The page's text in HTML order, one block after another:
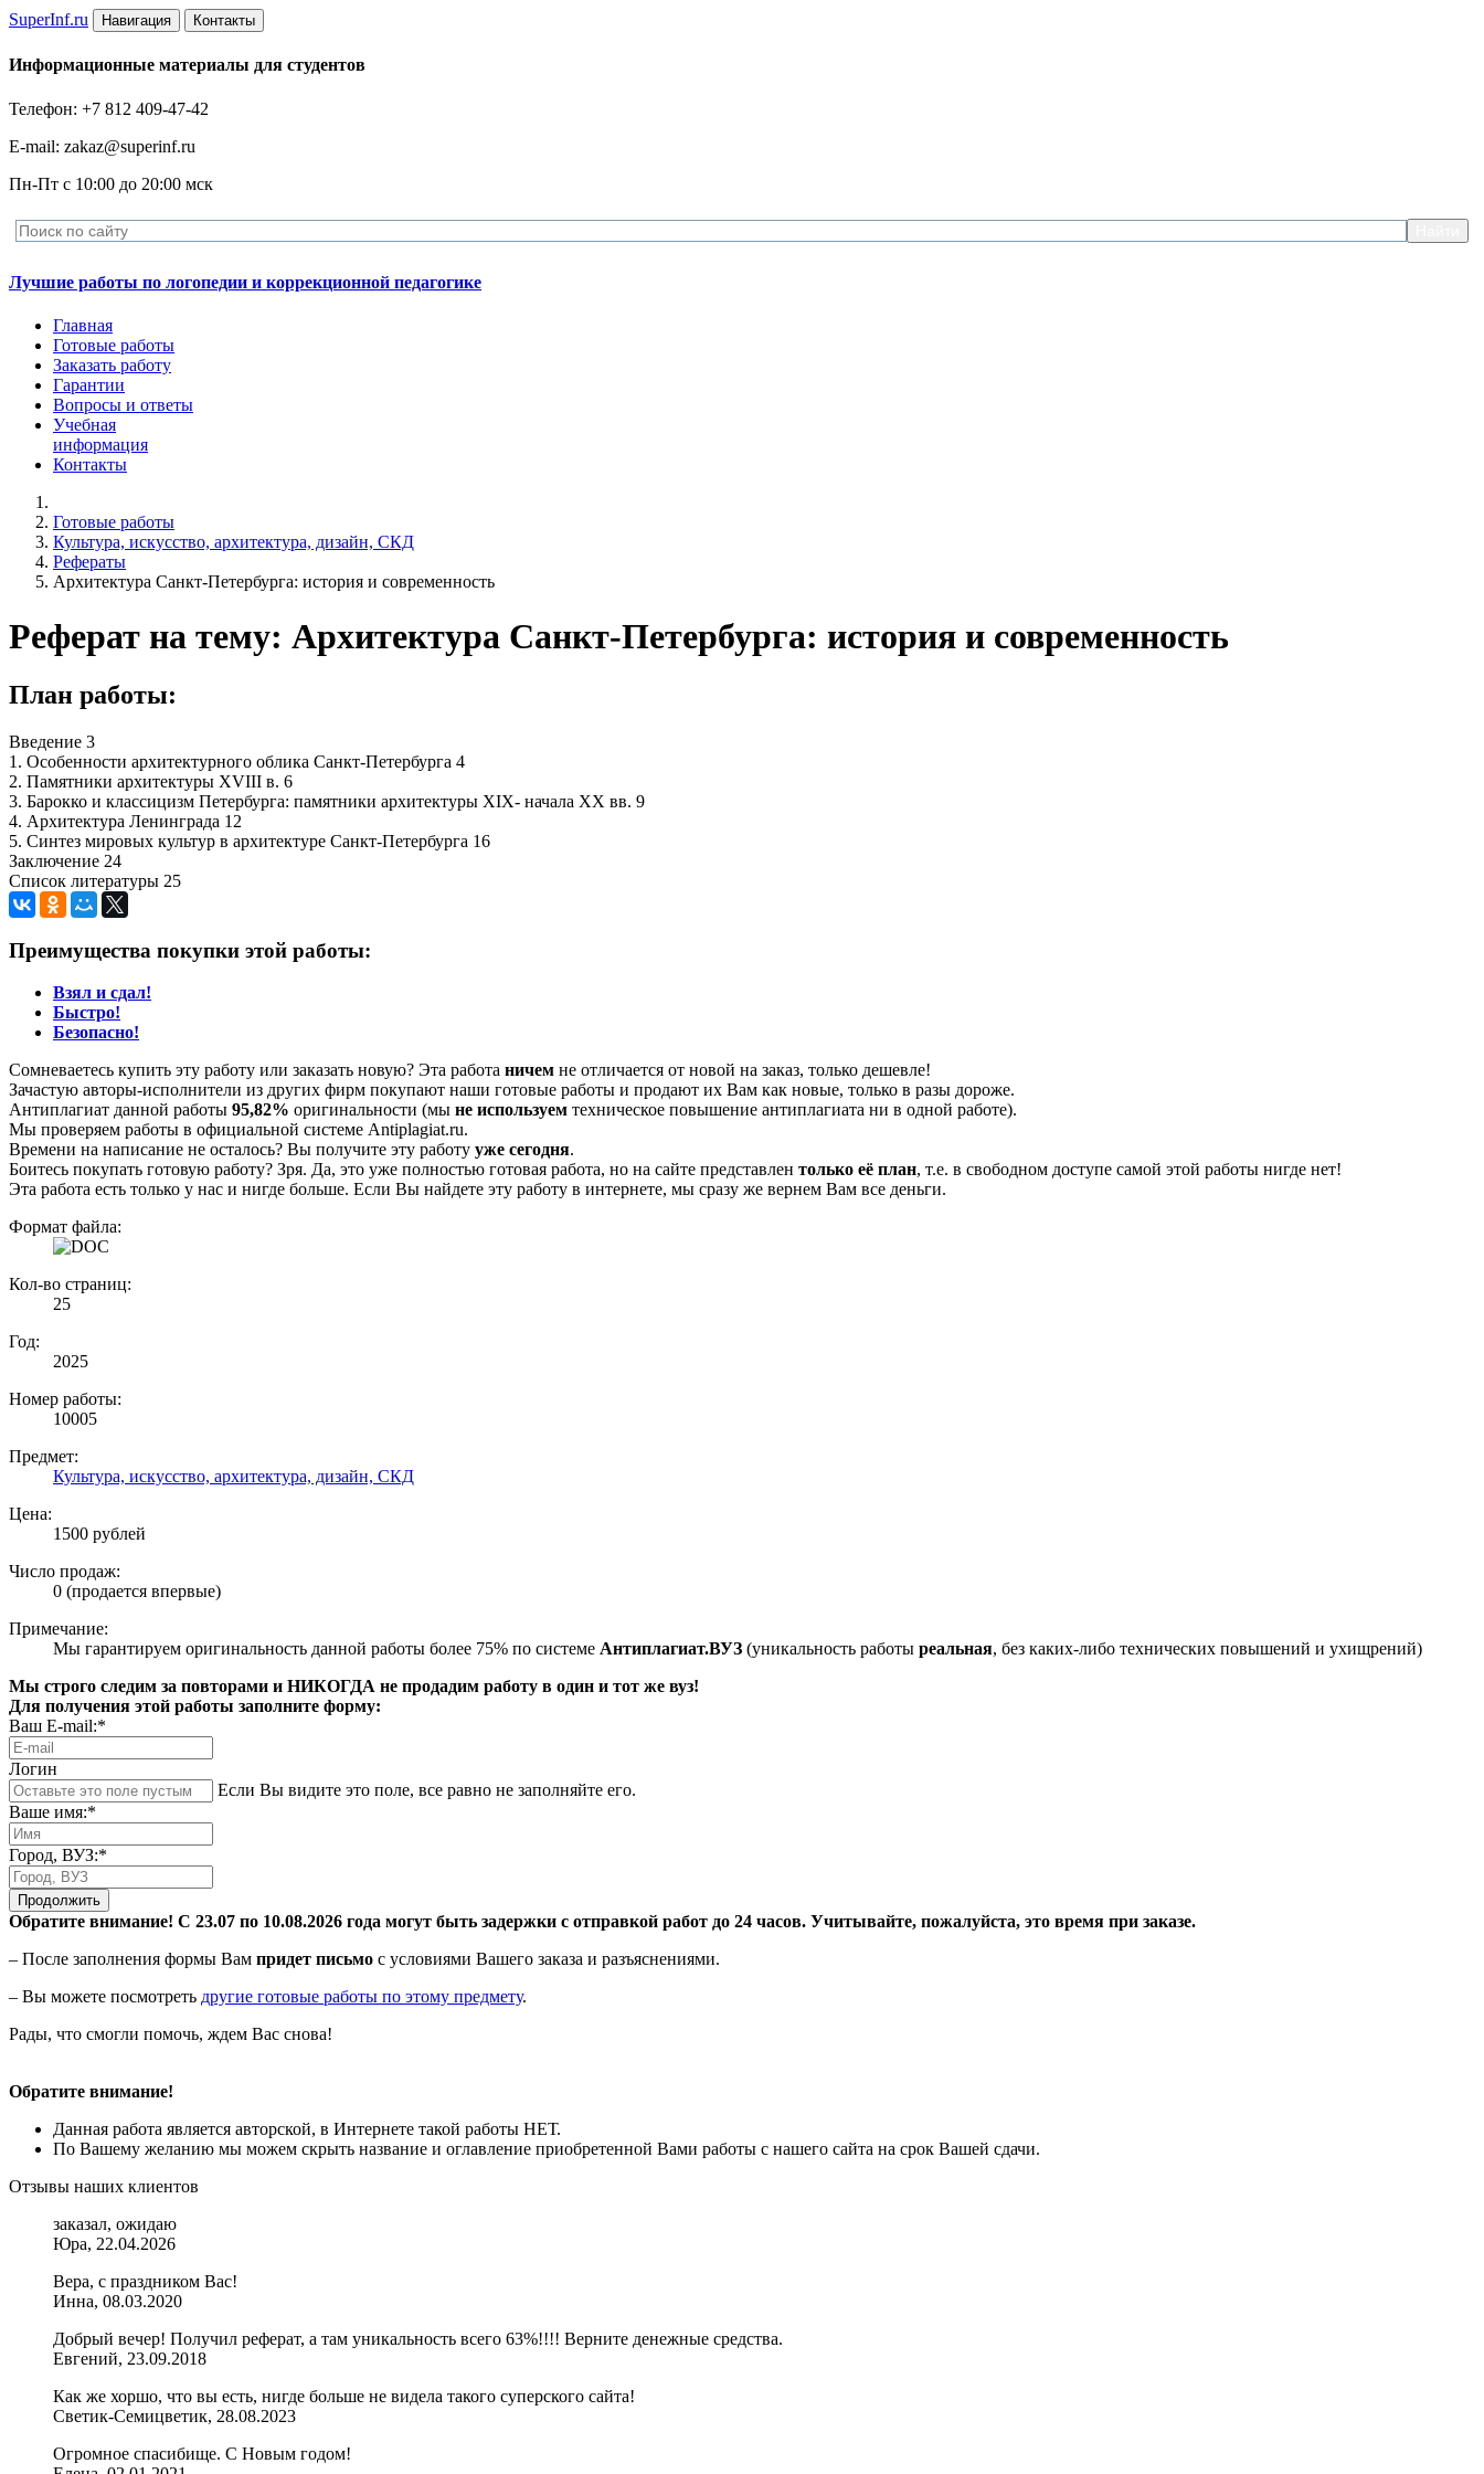
SuperInf.ru Навигация Контакты
Информационные материалы для студентов
Телефон: +7 812 409-47-42
E-mail: zakaz@superinf.ru
Пн-Пт с 10:00 до 20:00 мск
Лучшие работы по логопедии и коррекционной педагогике
Главная
Готовые работы
Заказать работу
Гарантии
Вопросы и ответы
Учебная
информация
Контакты
Готовые работы
Культура, искусство, архитектура, дизайн, СКД
Рефераты
Архитектура Санкт-Петербурга: история и современность
Реферат на тему: Архитектура Санкт-Петербурга: история и современность
План работы:
Введение 3
1. Особенности архитектурного облика Санкт-Петербурга 4
2. Памятники архитектуры XVIII в. 6
3. Барокко и классицизм Петербурга: памятники архитектуры XIX- начала XX вв. 9
4. Архитектура Ленинграда 12
5. Синтез мировых культур в архитектуре Санкт-Петербурга 16
Заключение 24
Список литературы 25
Преимущества покупки этой работы:
Взял и сдал!
Быстро!
Безопасно!
Сомневаетесь купить эту работу или заказать новую? Эта работа ничем не отличается от новой на заказ, только дешевле!
Зачастую авторы-исполнители из других фирм покупают наши готовые работы и продают их Вам как новые, только в разы дороже.
Антиплагиат данной работы 95,82% оригинальности (мы не используем техническое повышение антиплагиата ни в одной работе).
Мы проверяем работы в официальной системе Аntiplagiat.ru.
Времени на написание не осталось? Вы получите эту работу уже сегодня.
Боитесь покупать готовую работу? Зря. Да, это уже полностью готовая работа, но на сайте представлен только её план, т.е. в свободном доступе самой этой работы нигде нет!
Эта работа есть только у нас и нигде больше. Если Вы найдете эту работу в интернете, мы сразу же вернем Вам все деньги.
Формат файла:
Кол-во страниц:
25
Год:
2025
Номер работы:
10005
Предмет:
Культура, искусство, архитектура, дизайн, СКД
Цена:
1500 рублей
Число продаж:
0 (продается впервые)
Примечание:
Мы гарантируем оригинальность данной работы более 75% по системе Антиплагиат.ВУЗ (уникальность работы реальная, без каких-либо технических повышений и ухищрений)
Мы строго следим за повторами и НИКОГДА не продадим работу в один и тот же вуз!
Для получения этой работы заполните форму:
Ваш E-mail:*
Логин
Если Вы видите это поле, все равно не заполняйте его.
Ваше имя:*
Город, ВУЗ:*
Продолжить
Обратите внимание! С 23.07 по 10.08.2026 года могут быть задержки с отправкой работ до 24 часов. Учитывайте, пожалуйста, это время при заказе.
– После заполнения формы Вам придет письмо с условиями Вашего заказа и разъяснениями.
– Вы можете посмотреть другие готовые работы по этому предмету.
Рады, что смогли помочь, ждем Вас снова!
Обратите внимание!
Данная работа является авторской, в Интернете такой работы НЕТ.
По Вашему желанию мы можем скрыть название и оглавление приобретенной Вами работы с нашего сайта на срок Вашей сдачи.
Отзывы наших клиентов
заказал, ожидаю
Юра, 22.04.2026
Вера, с праздником Вас!
Инна, 08.03.2020
Добрый вечер! Получил реферат, а там уникальность всего 63%!!!! Верните денежные средства.
Евгений, 23.09.2018
Как же хоршо, что вы есть, нигде больше не видела такого суперского сайта!
Светик-Семицветик, 28.08.2023
Огромное спасибище. С Новым годом!